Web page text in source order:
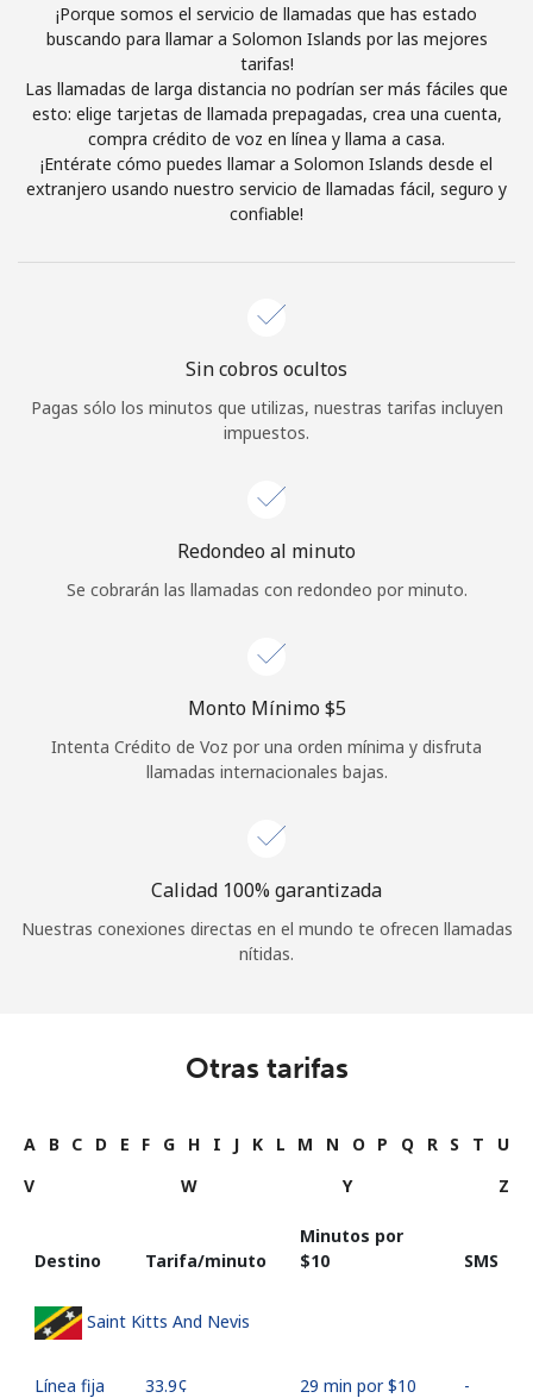
estosTérminos y condiciones.
Únete
¡Hola!
Iniciar Sesión
Continuar con
¡Porque somos el servicio de llamadas que has estado
buscando para llamar a Solomon Islands por las mejores
tarifas!
Las llamadas de larga distancia no podrían ser más fáciles que
esto: elige tarjetas de llamada prepagadas, crea una cuenta,
compra crédito de voz en línea y llama a casa.
¡Entérate cómo puedes llamar a Solomon Islands desde el
extranjero usando nuestro servicio de llamadas fácil, seguro y
confiable!
Sin cobros ocultos
Pagas sólo los minutos que utilizas, nuestras tarifas incluyen
impuestos.
Redondeo al minuto
Se cobrarán las llamadas con redondeo por minuto.
Monto Mínimo ⁦$5⁩
Intenta Crédito de Voz por una orden mínima y disfruta
llamadas internacionales bajas.
Calidad 100% garantizada
Nuestras conexiones directas en el mundo te ofrecen llamadas
nítidas.
Otras tarifas
A B C D E F G H I J K L M N O P Q R S T
U
V
W Y Z
Destino Tarifa/minuto
Minutos por
⁦$10⁩
SMS
Saint Kitts And Nevis
Línea fija ⁦33.9¢⁩ 29 min por ⁦$10⁩ -